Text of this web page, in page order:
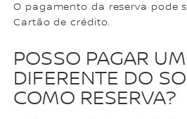
O pagamento da reserva pode
Cartão de crédito.
POSSO PAGAR
DIFERENTE DO
COMO RESERVA?